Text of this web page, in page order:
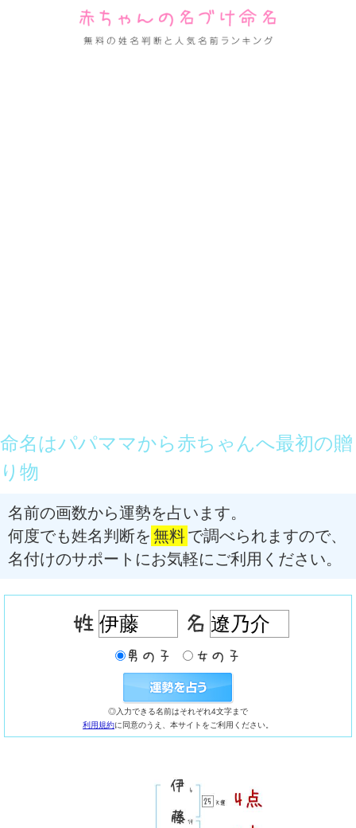
命名はパパママから赤ちゃんへ最初の贈
り物
名前の画数から運勢を占います。
何度でも姓名判断を 無料で調べられますので、
名付けのサポートにお気軽にご利用ください。
◎入力できる名前はそれぞれ4文字まで
利用規約に同意のうえ、本サイトをご利用ください。